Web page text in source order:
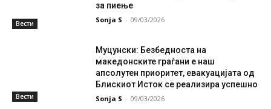
Вести
за пиење
Sonja S - 09/03/2026
Вести
Муцунски: Безбедноста на
македонските граѓани е наш
апсолутен приоритет, евакуацијата од
Блискиот Исток се реализира успешно
Sonja S - 09/03/2026